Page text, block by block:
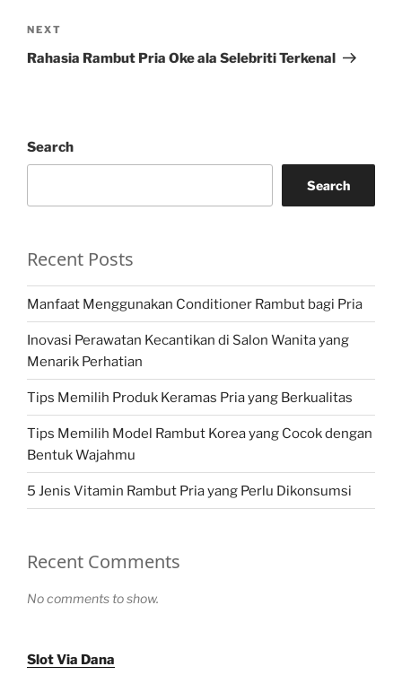
Next
Post
NEXT
Rahasia Rambut Pria Oke ala Selebriti Terkenal
Search
Search
Recent Posts
Manfaat Menggunakan Conditioner Rambut bagi Pria
Inovasi Perawatan Kecantikan di Salon Wanita yang
Menarik Perhatian
Tips Memilih Produk Keramas Pria yang Berkualitas
Tips Memilih Model Rambut Korea yang Cocok dengan
Bentuk Wajahmu
5 Jenis Vitamin Rambut Pria yang Perlu Dikonsumsi
Recent Comments
No comments to show.
Slot Via Dana